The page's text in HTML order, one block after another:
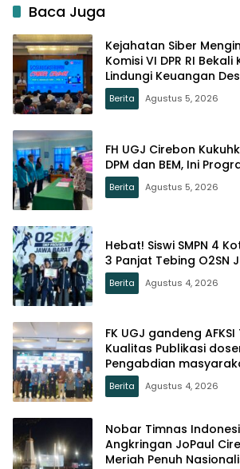
Baca Juga
Kejahatan Siber
Komisi VI DPR RI
Lindungi Keuangan
Berita Agustus 5, 2026
FH UGJ Cirebon
DPM dan BEM, Ini
Berita Agustus 5, 2026
Hebat! Siswi SMPN 4
3 Panjat Tebing O2SN
Berita Agustus 4, 2026
FK UGJ gandeng
Kualitas Publikasi
Pengabdian
Berita Agustus 4, 2026
Nobar Timnas
Angkringan JoPaul
Meriah Penuh